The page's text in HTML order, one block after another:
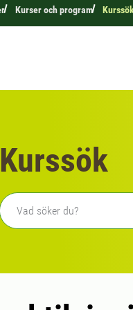
Kurser och program
Kurssök
Fritext sökning